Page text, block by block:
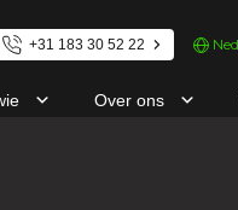
+31 183 30 52 22
Kies
een
Over ons